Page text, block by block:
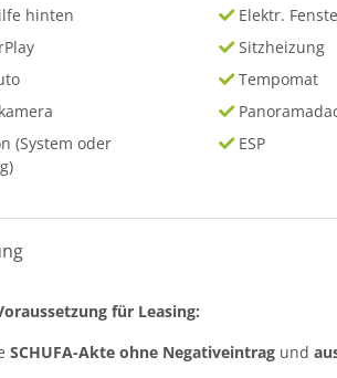
hinten
(System oder
Elektr.
Sitzheizung
Tempomat
ESP
für Leasing:
SCHUFA-Akte ohne Negativeintrag und